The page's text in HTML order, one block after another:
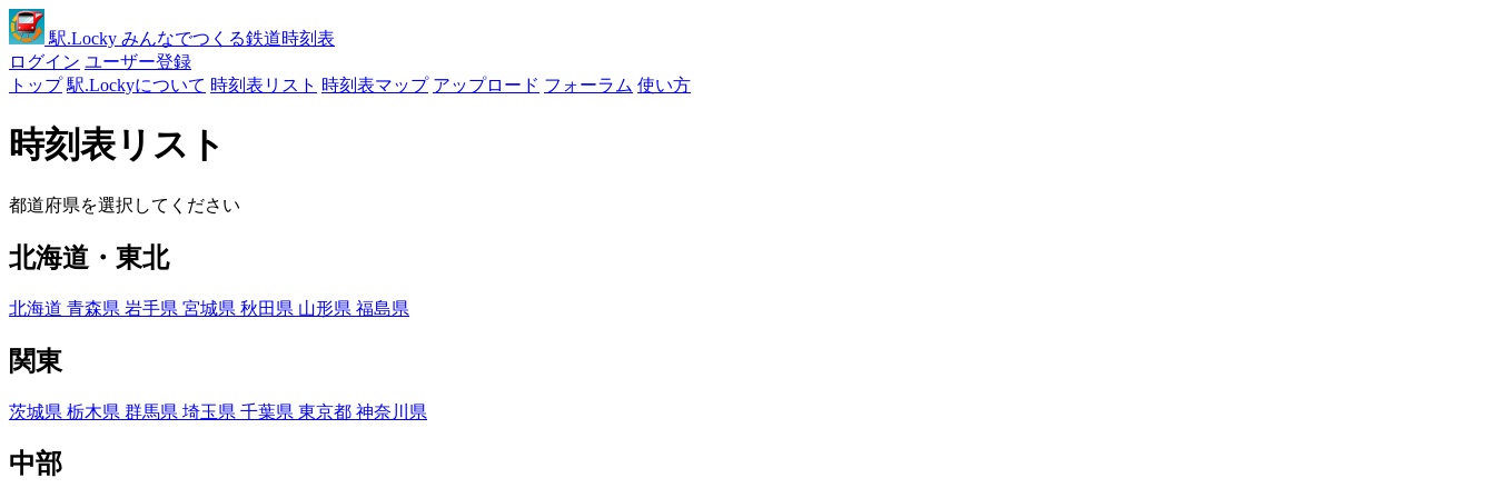
駅.Locky みんなでつくる鉄道時刻表
ログイン ユーザー登録
トップ 駅.Lockyについて 時刻表リスト 時刻表マップ アップロード フォーラム 使い方
時刻表リスト
都道府県を選択してください
北海道・東北
北海道 青森県 岩手県 宮城県 秋田県 山形県 福島県
関東
茨城県 栃木県 群馬県 埼玉県 千葉県 東京都 神奈川県
中部